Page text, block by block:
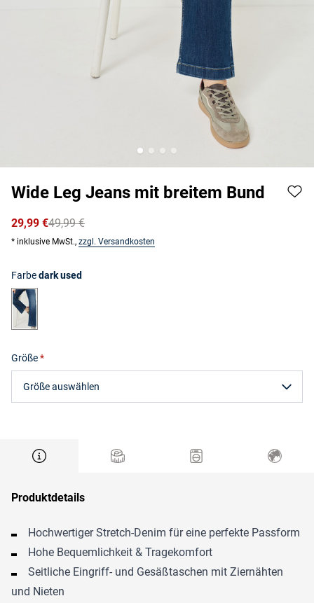
Wide Leg Jeans mit breitem Bund
49,99 €
29,99 €
* inklusive MwSt., zzgl. Versandkosten
Farbedark used
dark used
Größe
Größe auswählen
Produktdetails
Hochwertiger Stretch-Denim für eine perfekte Passform
Hohe Bequemlichkeit & Tragekomfort
Seitliche Eingriff- und Gesäßtaschen mit Ziernähten
und Nieten